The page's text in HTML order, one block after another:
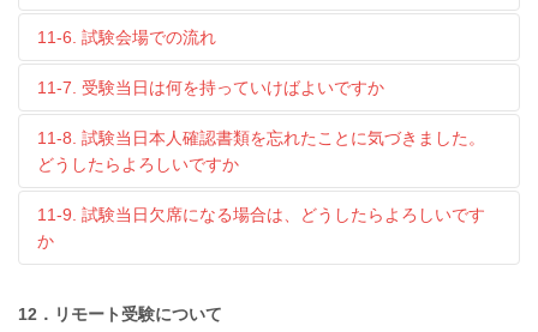
11-6. 試験会場での流れ
11-7. 受験当日は何を持っていけばよいですか
11-8. 試験当日本人確認書類を忘れたことに気づきました。
どうしたらよろしいですか
11-9. 試験当日欠席になる場合は、どうしたらよろしいです
か
12．リモート受験について